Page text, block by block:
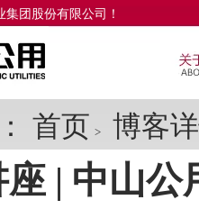
团股份有限公司！
首页 > 博客
| 中山